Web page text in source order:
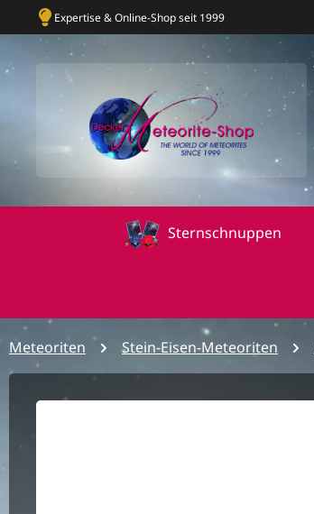
Expertise & Online-Shop seit 1999
Sternschnuppen
Meteoriten Stein-Eisen-Meteoriten
Bildergalerie überspringen